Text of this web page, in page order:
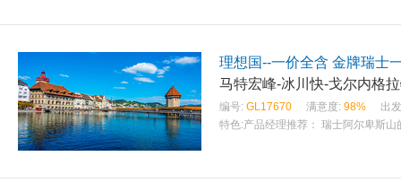
理想国--一价全含 金牌瑞士
马特宏峰-冰川快-戈尔内格
编号: GL17670 满意度: 98%
出
特色:产品经理推荐： 瑞士阿尔卑斯